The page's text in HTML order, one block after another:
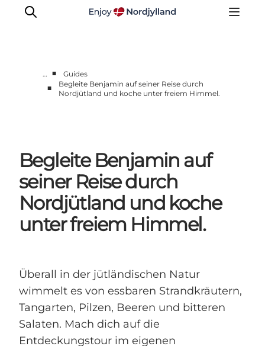
Erlebnisse
Guides
Veranstaltungen
Für Kinder
… ■
Guides
■
Begleite Benjamin auf seiner Reise durch
Nordjütland und koche unter freiem Himmel.
Begleite Benjamin auf
seiner Reise durch
Nordjütland und koche
unter freiem Himmel.
Überall in der jütländischen Natur
wimmelt es von essbaren Strandkräutern,
Tangarten, Pilzen, Beeren und bitteren
Salaten. Mach dich auf die
Entdeckungstour im eigenen